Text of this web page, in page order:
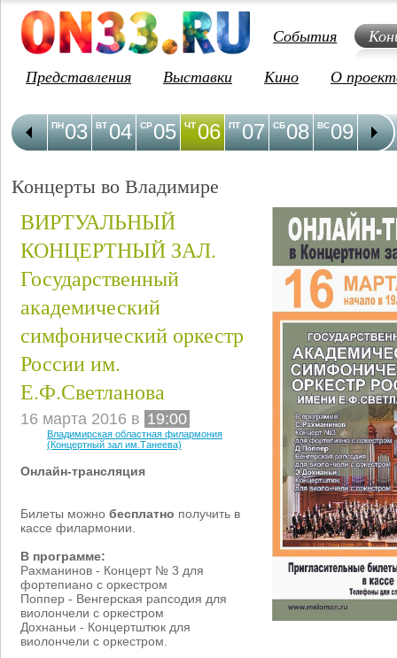
События
Представления
Выставки Кино О
03
ПН 04
ВТ 05
СР 06
ЧТ 07
ПТ 08
СБ 09
ВС 10
ПН
Концерты во Владимире
ВИРТУАЛЬНЫЙ
КОНЦЕРТНЫЙ ЗАЛ.
Государственный
академический
симфонический оркестр
России им.
Е.Ф.Светланова
16 марта 2016 в 19:00
Владимирская областная филармония
(Концертный зал им.Танеева)
Онлайн-трансляция
Билеты можно бесплатно получить в
кассе филармонии.
В программе:
Рахманинов - Концерт № 3 для
фортепиано с оркестром
Поппер - Венгерская рапсодия для
виолончели с оркестром
Дохнаньи - Концертштюк для
виолончели с оркестром.